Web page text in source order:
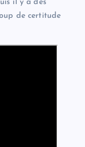
il y a des
de certitude